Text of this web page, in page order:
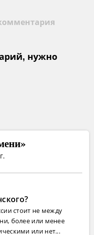
нужно
стоит не между
более или менее
или нет...